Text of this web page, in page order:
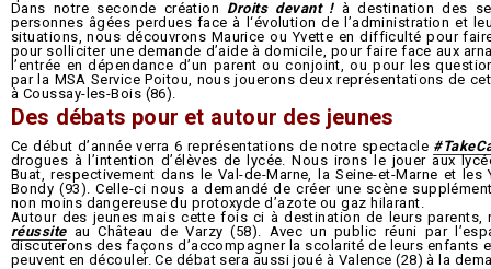
Dans notre seconde création Droits devant !à destination des
personnes âgées perdues face à l‘évolution de l’administration et
situations, nous découvrons Maurice ou Yvette en difficulté pour
pour solliciter une demande d’aide à domicile, pour faire face aux
l’entrée en dépendance d’un parent ou conjoint, ou pour les
par la MSA Service Poitou, nous jouerons deux représentations de
à Coussay-les-Bois (86).
Des débats pour et autour des jeunes
Ce début d’année verra 6 représentations de notre spectacle
drogues à l’intention d’élèves de lycée. Nous irons le jouer aux
Buat, respectivement dans le Val-de-Marne, la Seine-et-Marne et
Bondy (93). Celle-ci nous a demandé de créer une scène
non moins dangereuse du protoxyde d’azote ou gaz hilarant.
Autour des jeunes mais cette fois ci à destination de leurs
réussiteau Château de Varzy (58). Avec un public réuni par
discuterons des façons d’accompagner la scolarité de leurs enfants
peuvent en découler. Ce débat sera aussi joué à Valence (28) à la